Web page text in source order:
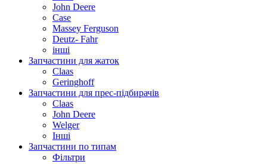
John Deere
Case
Massey Ferguson
Deutz- Fahr
інші
Запчастини для жаток
Claas
Geringhoff
Запчастини для прес-підбирачів
Claas
John Deere
Welger
Інші
Запчастини по типам
Фільтри